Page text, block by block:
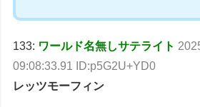
133: ワールド名無しサテライト
09:08:33.91 ID:p5G2U+YD0
レッツモーフィン